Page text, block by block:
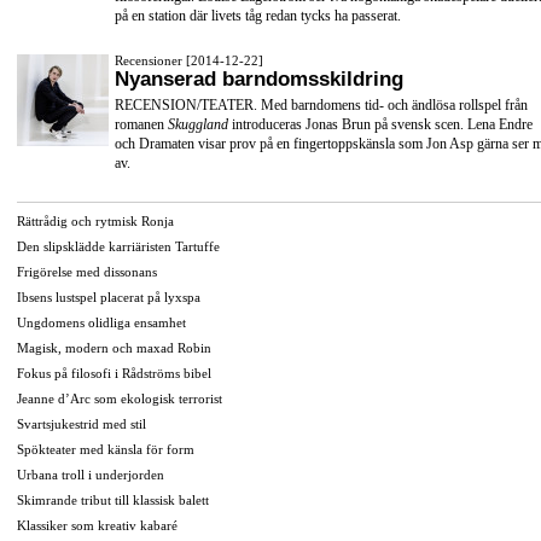
på en station där livets tåg redan tycks ha passerat.
Recensioner [2014-12-22]
Nyanserad barndomsskildring
RECENSION/TEATER. Med barndomens tid- och ändlösa rollspel från
romanen Skuggland introduceras Jonas Brun på svensk scen. Lena Endre
och Dramaten visar prov på en fingertoppskänsla som Jon Asp gärna ser
av.
Rättrådig och rytmisk Ronja
Den slipsklädde karriäristen Tartuffe
Frigörelse med dissonans
Ibsens lustspel placerat på lyxspa
Ungdomens olidliga ensamhet
Magisk, modern och maxad Robin
Fokus på filosofi i Rådströms bibel
Jeanne d’Arc som ekologisk terrorist
Svartsjukestrid med stil
Spökteater med känsla för form
Urbana troll i underjorden
Skimrande tribut till klassisk balett
Klassiker som kreativ kabaré